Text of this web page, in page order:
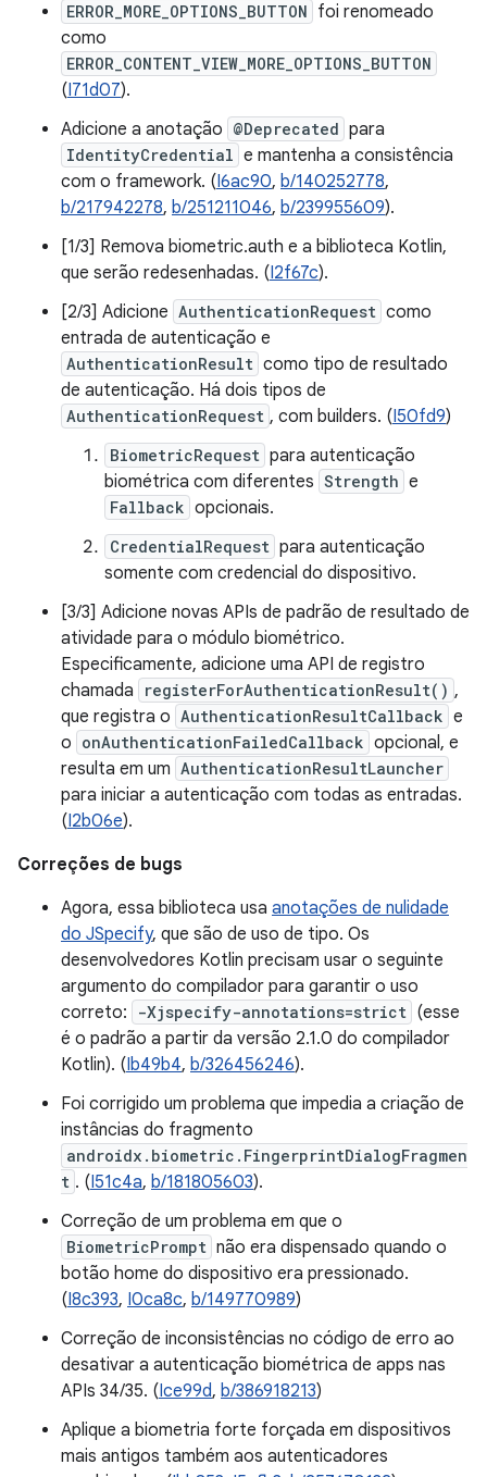
ERROR_MORE_OPTIONS_BUTTON foi renomeado
como
ERROR_CONTENT_VIEW_MORE_OPTIONS_BUTTON
(I71d07).
Adicione a anotação @Deprecated para
IdentityCredential e mantenha a consistência
com o framework. (I6ac90, b/140252778,
b/217942278, b/251211046, b/239955609).
[1/3] Remova biometric.auth e a biblioteca Kotlin,
que serão redesenhadas. (I2f67c).
[2/3] Adicione AuthenticationRequest como
entrada de autenticação e
AuthenticationResult como tipo de resultado
de autenticação. Há dois tipos de
AuthenticationRequest , com builders. (I50fd9)
BiometricRequest para autenticação
biométrica com diferentes Strength e
Fallback opcionais.
CredentialRequest para autenticação
somente com credencial do dispositivo.
[3/3] Adicione novas APIs de padrão de resultado de
atividade para o módulo biométrico.
Especificamente, adicione uma API de registro
chamada
registerForAuthenticationResult() ,
que registra o AuthenticationResultCallback e
o onAuthenticationFailedCallback opcional, e
resulta em um AuthenticationResultLauncher
para iniciar a autenticação com todas as entradas.
(I2b06e).
Correções de bugs
Agora, essa biblioteca usa anotações de nulidade
do JSpecify, que são de uso de tipo. Os
desenvolvedores Kotlin precisam usar o seguinte
argumento do compilador para garantir o uso
correto:
-Xjspecify-annotations=strict (esse
é o padrão a partir da versão 2.1.0 do compilador
Kotlin). (Ib49b4, b/326456246).
Foi corrigido um problema que impedia a criação de
instâncias do fragmento
androidx.biometric.FingerprintDialogFragmen
t . (I51c4a, b/181805603).
Correção de um problema em que o
BiometricPrompt não era dispensado quando o
botão home do dispositivo era pressionado.
(I8c393, I0ca8c, b/149770989)
Correção de inconsistências no código de erro ao
desativar a autenticação biométrica de apps nas
APIs 34/35. (Ice99d, b/386918213)
Aplique a biometria forte forçada em dispositivos
mais antigos também aos autenticadores